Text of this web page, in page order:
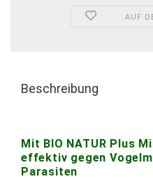
AUF
Beschreibung
Mit BIO NATUR Plus
effektiv gegen
Parasiten